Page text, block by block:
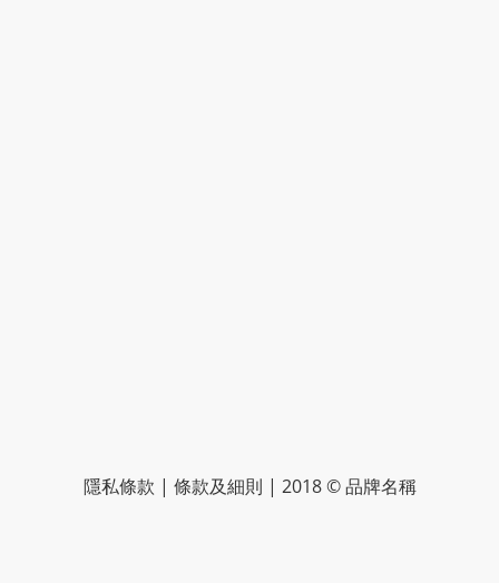
隱私條款 | 條款及細則 | 2018 © 品牌名稱